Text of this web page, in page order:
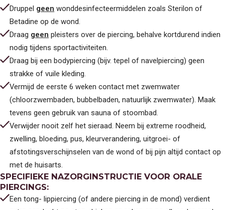
Druppel geen wonddesinfecteermiddelen zoals Sterilon of
Betadine op de wond.
Draag geen pleisters over de piercing, behalve kortdurend indien
nodig tijdens sportactiviteiten.
Draag bij een bodypiercing (bijv. tepel of navelpiercing) geen
strakke of vuile kleding.
Vermijd de eerste 6 weken contact met zwemwater
(chloorzwembaden, bubbelbaden, natuurlijk zwemwater). Maak
tevens geen gebruik van sauna of stoombad.
Verwijder nooit zelf het sieraad. Neem bij extreme roodheid,
zwelling, bloeding, pus, kleurverandering, uitgroei- of
afstotingsverschijnselen van de wond of bij pijn altijd contact op
met de huisarts.
SPECIFIEKE NAZORGINSTRUCTIE VOOR ORALE
PIERCINGS:
Een tong- lippiercing (of andere piercing in de mond) verdient